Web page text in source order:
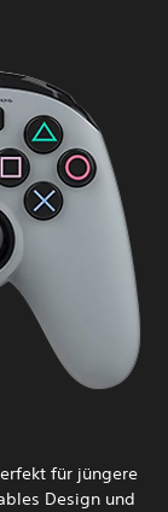
für jüngere
Design und